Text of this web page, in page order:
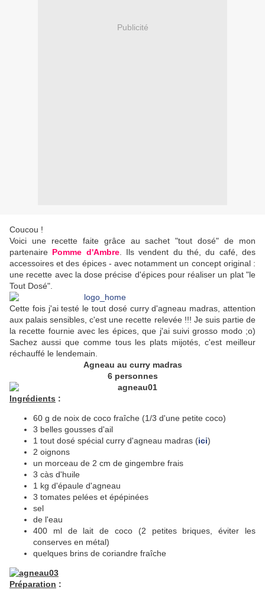
Publicité
Coucou !
Voici une recette faite grâce au sachet "tout dosé" de mon
partenaire Pomme d'Ambre. Ils vendent du thé, du café, des
accessoires et des épices - avec notamment un concept original :
une recette avec la dose précise d'épices pour réaliser un plat "le
Tout Dosé".
Cette fois j'ai testé le tout dosé curry d'agneau madras, attention
aux palais sensibles, c'est une recette relevée !!! Je suis partie de
la recette fournie avec les épices, que j'ai suivi grosso modo ;o)
Sachez aussi que comme tous les plats mijotés, c'est meilleur
réchauffé le lendemain.
Agneau au curry madras
6 personnes
Ingrédients :
60 g de noix de coco fraîche (1/3 d'une petite coco)
3 belles gousses d'ail
1 tout dosé spécial curry d'agneau madras (ici)
2 oignons
un morceau de 2 cm de gingembre frais
3 càs d'huile
1 kg d'épaule d'agneau
3 tomates pelées et épépinées
sel
de l'eau
400 ml de lait de coco (2 petites briques, éviter les
conserves en métal)
quelques brins de coriandre fraîche
Préparation :